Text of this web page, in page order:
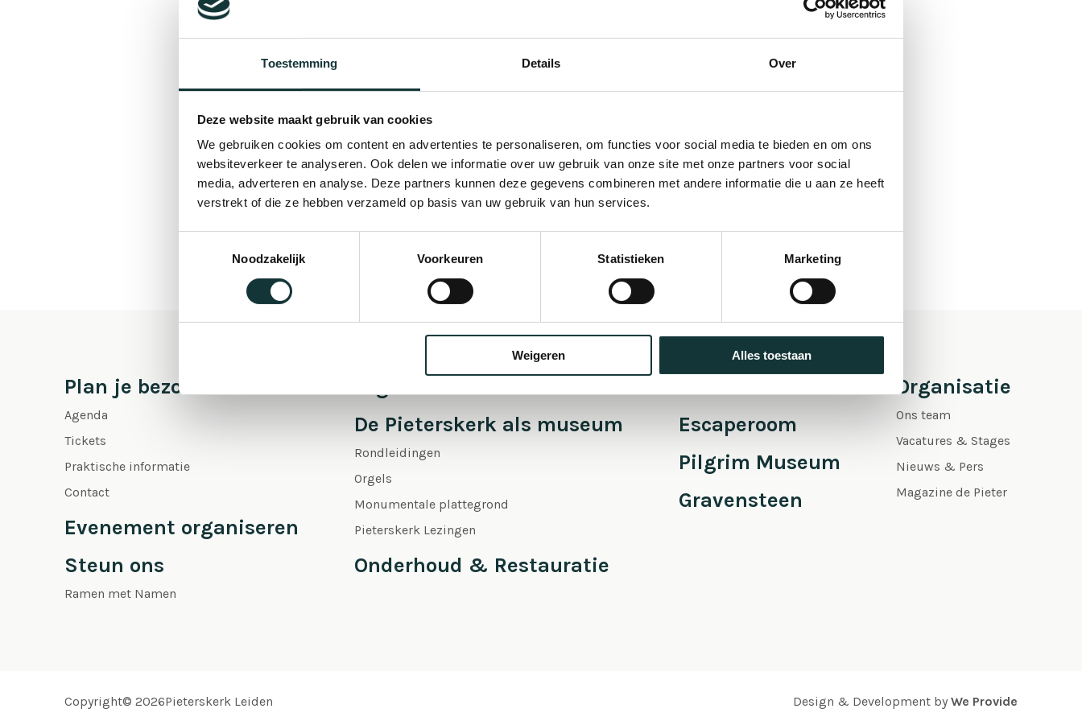
Toestemming Details Over
Deze website maakt gebruik van cookies
We gebruiken cookies om content en advertenties te personaliseren, om functies voor social media te bieden en om ons
websiteverkeer te analyseren. Ook delen we informatie over uw gebruik van onze site met onze partners voor social
media, adverteren en analyse. Deze partners kunnen deze gegevens combineren met andere informatie die u aan ze heeft
verstrekt of die ze hebben verzameld op basis van uw gebruik van hun services.
Noodzakelijk
Voorkeuren Statistieken Marketing
Weigeren Alles toestaan
Bekijk alle blogberichten
Plan je bezoek
Agenda
Tickets
Praktische informatie
Contact
Evenement organiseren
Steun ons
Ramen met Namen
De Pieterskerk als museum
Rondleidingen
Orgels
Monumentale plattegrond
Pieterskerk Lezingen
Onderhoud & Restauratie
Escaperoom
Pilgrim Museum
Gravensteen
Organisatie
Ons team
Vacatures & Stages
Nieuws & Pers
Magazine de Pieter
Copyright© 2026Pieterskerk Leiden Design & Development by We Provide